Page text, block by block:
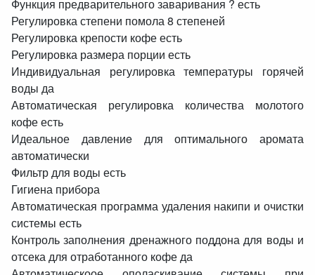
Функция предварительного заваривания ? есть
Регулировка степени помола 8 степеней
Регулировка крепости кофе есть
Регулировка размера порции есть
Индивидуальная регулировка температуры горячей
воды да
Автоматическая регулировка количества молотого
кофе есть
Идеальное давлениe для оптимального аромата
автоматически
Фильтр для воды есть
Гигиена прибора
Автоматическая программа удаления накипи и очистки
системы есть
Контроль заполнения дренажного поддона для воды и
отсека для отработанного кофе да